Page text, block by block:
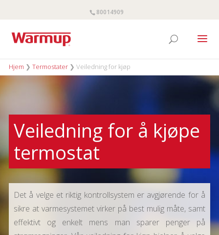
80014909
Hjem ❯ Termostater❯ Veiledning for kjøp
Veiledning for å kjøpe
termostat
Det å velge et riktig kontrollsystem er avgjørende for å
sikre at varmesystemet virker på best mulig måte, samt
effektivt og enkelt mens man sparer penger på